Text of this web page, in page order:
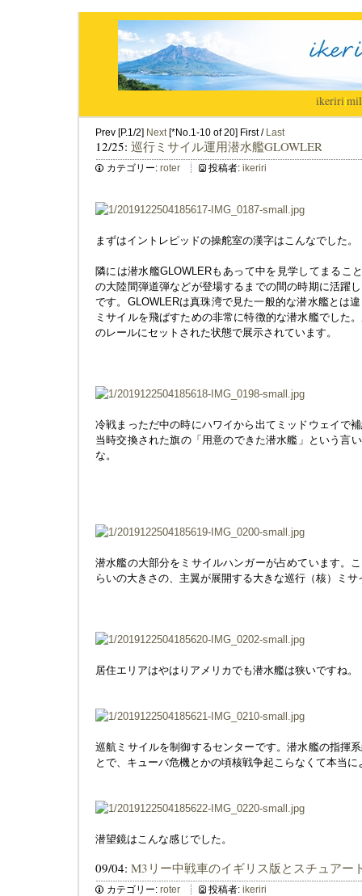
ikeriri|
Prev [P.1/2] Next[*No.1-10 of 20] First / Last
12/25: 巡行ミサイル運用潜水艦GLOWLER
カテゴリー: roter 投稿者: ikeriri
まずはイントレピッドの操舵室の漢字はこんなでした。
隣には潜水艦GLOWLERもあって中を見学してまるこ
の大陸間弾道弾などが登場するまでの間の時期に活躍
です。GLOWLERは真珠湾で見た一般的な潜水艦とは
ミサイルを飛ばすための非常に特徴的な潜水艦でした
のレールにセットされた状態で展示されています。
冷戦まっただ中の時にハワイから出てミッドウェイで
当時交換された旗の「用意のできた潜水艦」という言
な。
潜水艦の大部分をミサイルハンガーが占めています。
らいの大きさの、主翼が展開する大きな巡行（核）ミ
居住エリアはやはりアメリカでも潜水艦は狭いですね。
巡航ミサイルを制御するセンターです。潜水艦の指揮
とで、キューバ危機とかの頃核戦争起こらなくて本当に
潜望鏡はこんな感じでした。
09/04: M3リー中戦車のイギリス版とスチュアー
カテゴリー: roter 投稿者: ikeriri